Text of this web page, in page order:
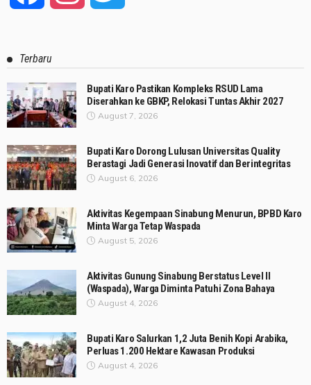
Terbaru
Bupati Karo Pastikan Kompleks RSUD Lama
Diserahkan ke GBKP, Relokasi Tuntas Akhir 2027
August 7, 2026
Bupati Karo Dorong Lulusan Universitas Quality
Berastagi Jadi Generasi Inovatif dan Berintegritas
August 6, 2026
Aktivitas Kegempaan Sinabung Menurun, BPBD Karo
Minta Warga Tetap Waspada
August 5, 2026
Aktivitas Gunung Sinabung Berstatus Level II
(Waspada), Warga Diminta Patuhi Zona Bahaya
August 4, 2026
Bupati Karo Salurkan 1,2 Juta Benih Kopi Arabika,
Perluas 1.200 Hektare Kawasan Produksi
August 4, 2026